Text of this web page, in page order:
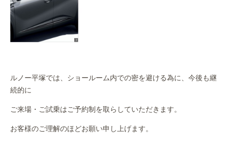
ルノー平塚では、ショールーム内での密を避ける為に、今後も継
続的に
ご来場・ご試乗はご予約制を取らしていただきます。
お客様のご理解のほどお願い申し上げます。